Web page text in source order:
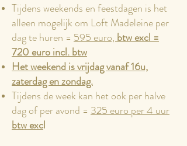
Tijdens weekends en feestdagen is het
alleen mogelijk om Loft Madeleine per
dag te huren = 595 euro, btw excl =
720 euro incl. btw
Het weekend is vrijdag vanaf 16u,
zaterdag en zondag.
Tijdens de week kan het ook per halve
dag of per avond = 325 euro per 4 uur
btw excl